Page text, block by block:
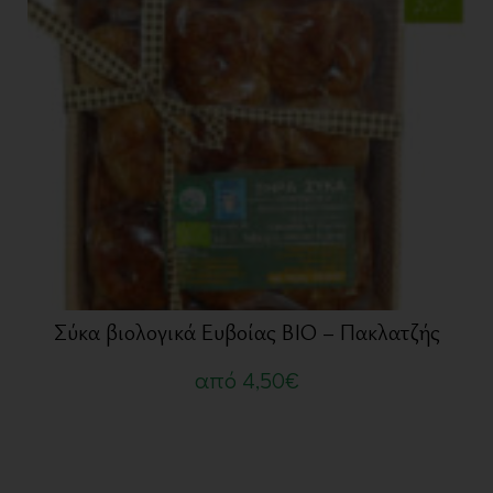
Σύκα βιολογικά Ευβοίας ΒΙΟ – Πακλατζής
από 4,50€